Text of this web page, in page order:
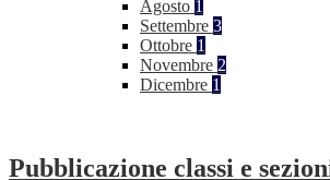
Agosto 1
Settembre 3
Ottobre 1
Novembre 2
Dicembre 1
Pubblicazione classi e